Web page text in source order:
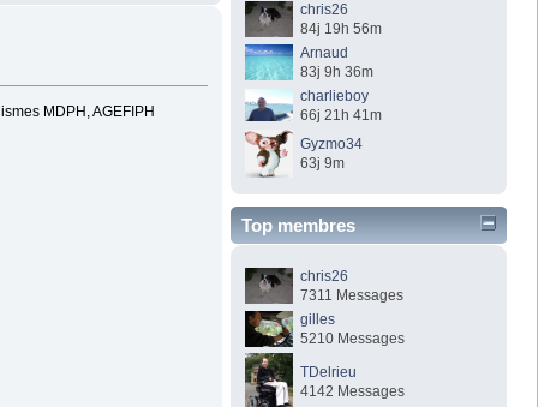
MDPH, AGEFIPH
chris26
84j 19h 56m
Arnaud
83j 9h 36m
charlieboy
66j 21h 41m
Gyzmo34
63j 9m
Top membres
chris26
7311 Messages
gilles
5210 Messages
TDelrieu
4142 Messages